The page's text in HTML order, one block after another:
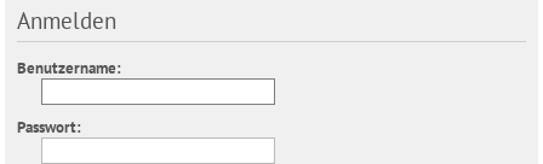
Anmelden
Benutzername:
Passwort: